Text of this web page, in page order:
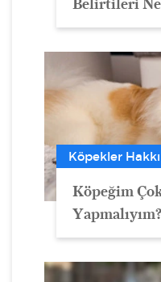
Belirtileri
Köpekler
Köpeğim
Yapmalıyım?